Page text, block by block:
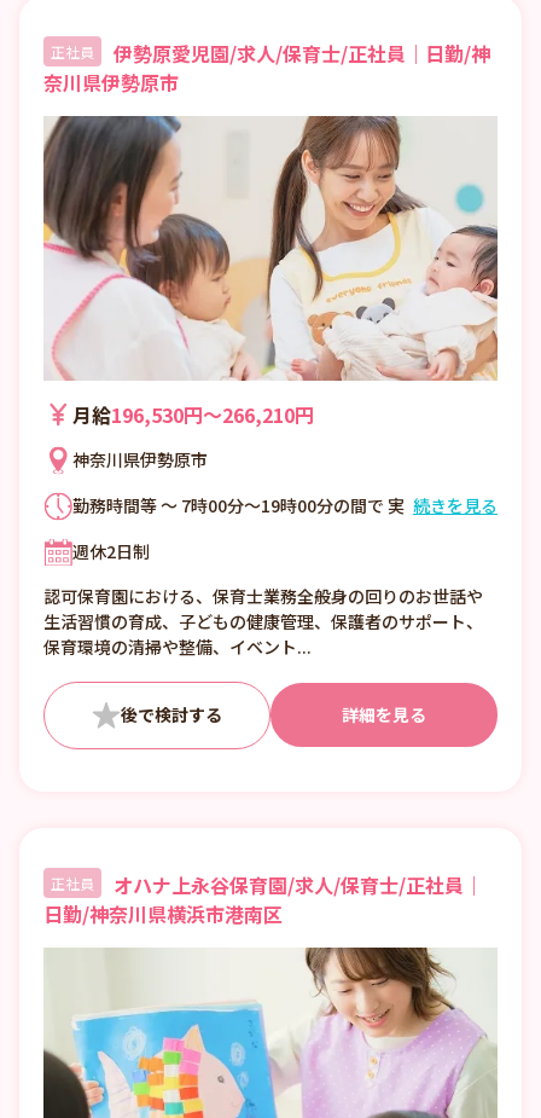
正社員
伊勢原愛児園/求人/保育士/正社員｜日勤/神
奈川県伊勢原市
月給196,530円〜266,210円
神奈川県伊勢原市
勤務時間等 ～ 7時00分～19時00分の間で 実
じて平均40時間/週とする ・時間外勤務:月平
続きを見る
週休2日制
認可保育園における、保育士業務全般身の回りのお世話や
生活習慣の育成、子どもの健康管理、保護者のサポート、
保育環境の清掃や整備、イベント...
詳細を見る
正社員
オハナ上永谷保育園/求人/保育士/正社員｜
日勤/神奈川県横浜市港南区